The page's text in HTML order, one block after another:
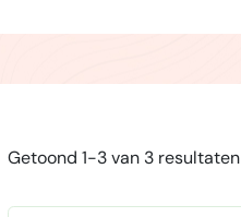
Getoond 1-3 van 3 resultaten